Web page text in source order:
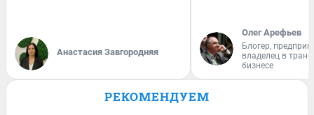
Анастасия Завгородняя
Олег Арефьев
Блогер,
владелец в
бизнесе
РЕКОМЕНДУЕМ